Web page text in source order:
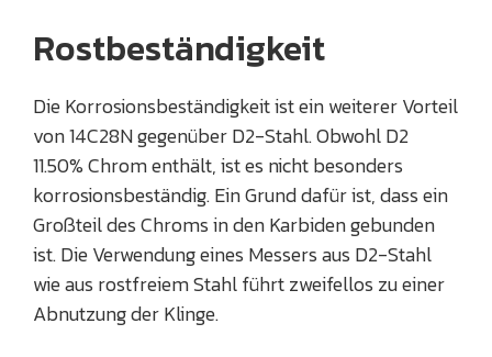
Rostbeständigkeit
Die Korrosionsbeständigkeit ist ein weiterer Vorteil
von 14C28N gegenüber D2-Stahl. Obwohl D2
11.50% Chrom enthält, ist es nicht besonders
korrosionsbeständig. Ein Grund dafür ist, dass ein
Großteil des Chroms in den Karbiden gebunden
ist. Die Verwendung eines Messers aus D2-Stahl
wie aus rostfreiem Stahl führt zweifellos zu einer
Abnutzung der Klinge.